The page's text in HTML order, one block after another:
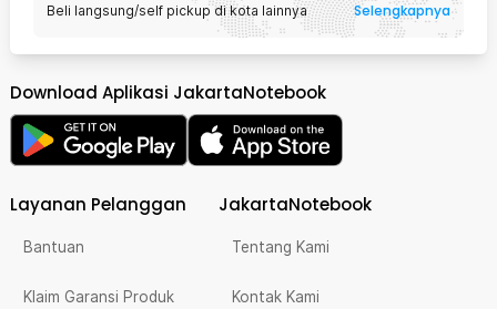
Beli langsung/self pickup di kota lainnya Selengkapnya
Download Aplikasi JakartaNotebook
Layanan Pelanggan
Bantuan
Klaim Garansi Produk
JakartaNotebook
Tentang Kami
Kontak Kami